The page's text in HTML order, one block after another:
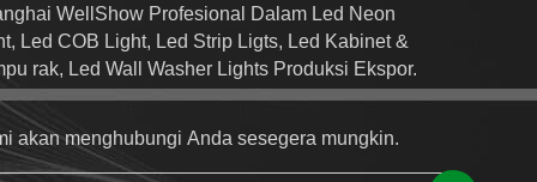
WellShow Profesional Dalam Led Neon
Led COB Light, Led Strip Ligts, Led Kabinet &
rak, Led Wall Washer Lights Produksi Ekspor.
akan menghubungi Anda sesegera mungkin.